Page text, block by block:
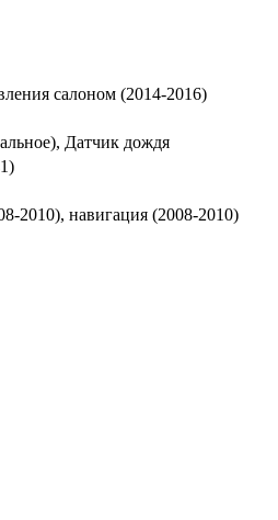
салоном (2014-2016)
Датчик дождя
2010), навигация (2008-2010)